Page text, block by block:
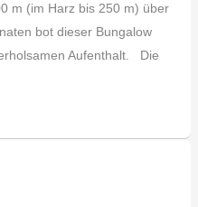
m (im Harz bis 250 m) über
bot dieser Bungalow
Aufenthalt. Die